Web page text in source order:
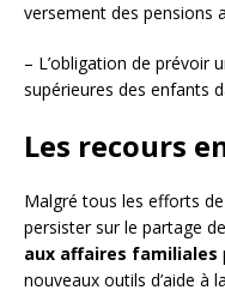
versement des pensions
– L’obligation de prévoir
supérieures des enfants
Les recours
Malgré tous les efforts
persister sur le partage
aux affaires familiales
nouveaux outils d’aide à